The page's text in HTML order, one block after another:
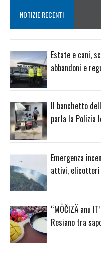
NOTIZIE RECENTI
Estate e cani,
abbandoni e
Il banchetto
parla la Polizia
Emergenza
attivi, elicotteri
“MÖČIZÄ anu
Resiano tra